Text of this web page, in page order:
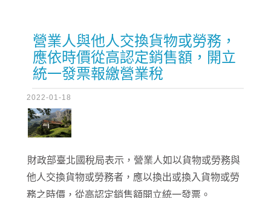
營業人與他人交換貨物或勞務，
應依時價從高認定銷售額，開立
統一發票報繳營業稅
2022-01-18
財政部臺北國稅局表示，營業人如以貨物或勞務與
他人交換貨物或勞務者，應以換出或換入貨物或勞
務之時價，從高認定銷售額開立統一發票。